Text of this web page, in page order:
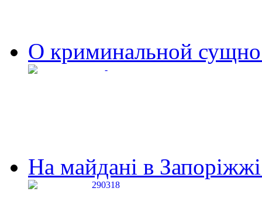
О криминальной
На майдані в